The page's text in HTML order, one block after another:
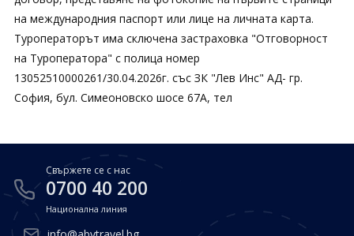
на международния паспорт или лице на личната карта.
Туроператорът има сключена застраховка "Отговорност
на Туроператора" с полица номер
13052510000261/30.04.2026г. със ЗК "Лев Инс" АД- гр.
София, бул. Симеоновско шосе 67А, тел
Свържете се с нас
0700 40 200
Национална линия